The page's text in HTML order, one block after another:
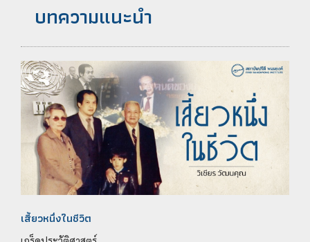
บทความแนะนำ
เสี้ยวหนึ่งในชีวิต